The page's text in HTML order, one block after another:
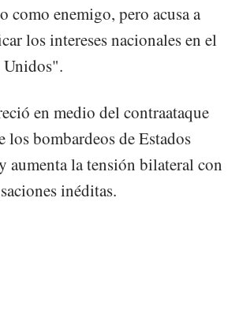
como enemigo, pero acusa a
los intereses nacionales en el
Unidos".
en medio del contraataque
bombardeos de Estados
aumenta la tensión bilateral con
inéditas.